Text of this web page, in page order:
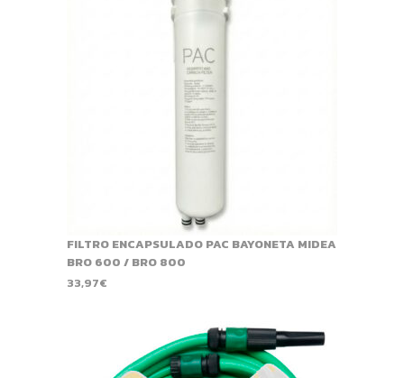
FILTRO ENCAPSULADO PAC BAYONETA MIDEA
BRO 600 / BRO 800
33,97€